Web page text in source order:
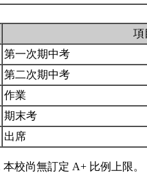
項
第一次期中考
第二次期中考
作業
期末考
出席
本校尚無訂定 A+ 比例上限。